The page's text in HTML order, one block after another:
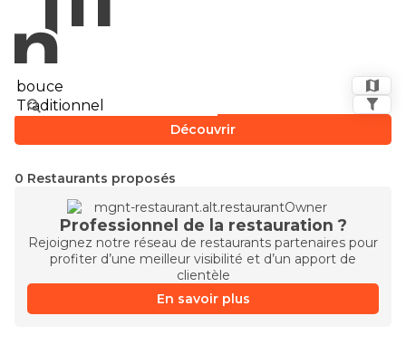
Découvrir
0 Restaurants proposés
Professionnel de la restauration ?
Rejoignez notre réseau de restaurants partenaires pour
profiter d’une meilleur visibilité et d’un apport de
clientèle
En savoir plus